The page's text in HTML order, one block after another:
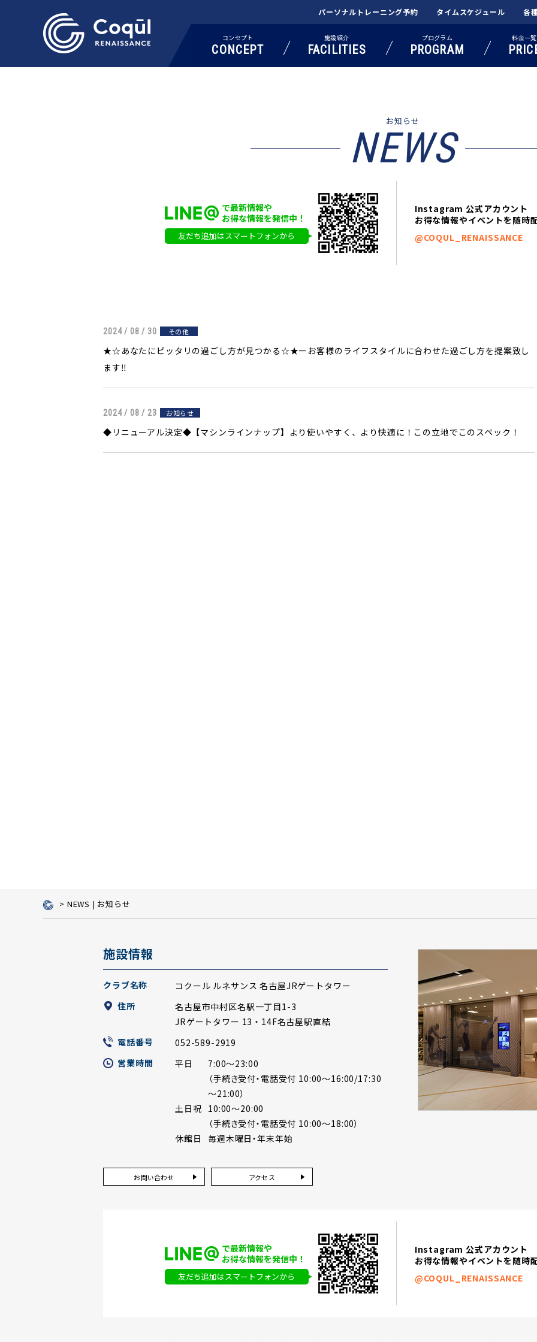
コンセプト
CONCEPT
施設紹介
FACILITIES
プログラム
PROGRAM
料金一覧
パーソナル トレーニング予約 タイムスケジュール 各
お知らせ
NEWS
で最新情報や
お得な情報を発信中！
友だち追加はスマートフォンから
Instagram 公式アカウント
お得な情報やイベントを随時
@COQUL_RENAISSANCE
2024 / 08 / 30 その他
★☆あなたにピッタリの過ごし方が見つかる☆★ーお客様のライフスタイルに合わせた過ごし方を提案致し
ます‼
2024 / 08 / 23 お知らせ
◆リニューアル決定◆【マシンラインナップ】より使いやすく、より快適に！この立地でこのスペック！
NEWS | お知らせ
施設情報
クラブ名称
コクール ルネサンス 名古屋JRゲートタワー
住所
名古屋市中村区名駅一丁目1-3
JRゲートタワー 13・14F名古屋駅直結
電話番号
052-589-2919
営業時間
平日
7:00～23:00
（手続き受付・電話受付 10:00～16:00/17:30
～21:00）
土日祝 10:00～20:00
（手続き受付・電話受付 10:00～18:00）
休館日
毎週木曜日・年末年始
お問い合わせ アクセス
で最新情報や
お得な情報を発信中！
友だち追加はスマートフォンから
Instagram 公式アカウント
お得な情報やイベントを随時
@COQUL_RENAISSANCE